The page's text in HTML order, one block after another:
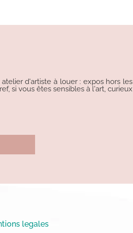
d'artiste à louer : expos hors les
si vous êtes sensibles à l'art, curieux
legales